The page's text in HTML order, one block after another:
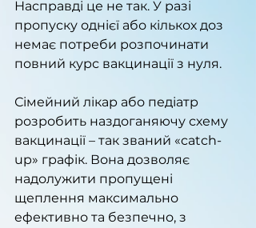
Насправді це не так. У разі
пропуску однієї або кількох доз
немає потреби розпочинати
повний курс вакцинації з нуля.
Сімейний лікар або педіатр
розробить наздоганяючу схему
вакцинації – так званий «catch-
up» графік. Вона дозволяє
надолужити пропущені
щеплення максимально
ефективно та безпечно, з